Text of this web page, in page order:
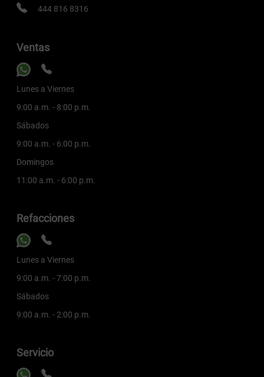
444 816 8316
Ventas
Lunes a Viernes
9:00 a.m. - 8:00 p.m.
Sábados
9:00 a.m. - 6:00 p.m.
Domingos
11:00 a.m. - 6:00 p.m.
Refacciones
Lunes a Viernes
9:00 a.m. - 7:00 p.m.
Sábados
9:00 a.m. - 2:00 p.m.
Servicio